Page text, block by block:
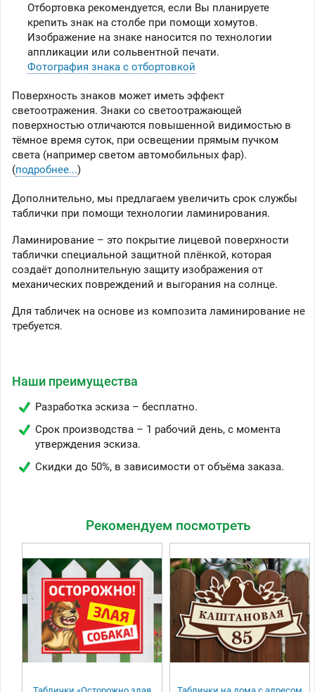
Отбортовка рекомендуется, если Вы планируете
крепить знак на столбе при помощи хомутов.
Изображение на знаке наносится по технологии
аппликации или сольвентной печати.
Фотография знака с отбортовкой
Поверхность знаков может иметь эффект
светоотражения. Знаки со светоотражающей
поверхностью отличаются повышенной видимостью в
тёмное время суток, при освещении прямым пучком
света (например светом автомобильных фар).
(подробнее...)
Дополнительно, мы предлагаем увеличить срок службы
таблички при помощи технологии ламинирования.
Ламинирование – это покрытие лицевой поверхности
таблички специальной защитной плёнкой, которая
создаёт дополнительную защиту изображения от
механических повреждений и выгорания на солнце.
Для табличек на основе из композита ламинирование не
требуется.
Наши преимущества
Разработка эскиза – бесплатно.
Срок производства – 1 рабочий день, с момента
утверждения эскиза.
Скидки до 50%, в зависимости от объёма заказа.
Рекомендуем посмотреть